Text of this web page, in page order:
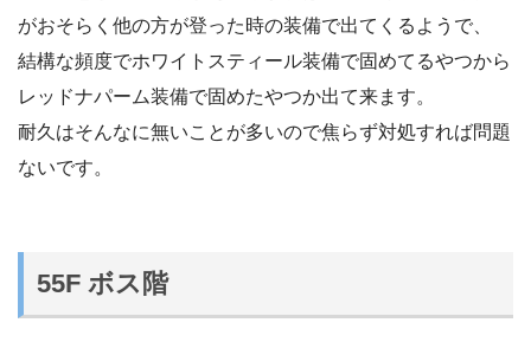
がおそらく他の方が登った時の装備で出てくるようで、
結構な頻度でホワイトスティール装備で固めてるやつから
レッドナパーム装備で固めたやつか出て来ます。
耐久はそんなに無いことが多いので焦らず対処すれば問題
ないです。
55F ボス階